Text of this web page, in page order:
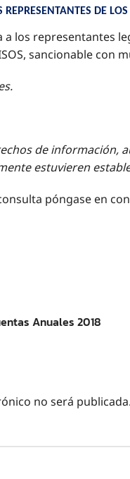
DE
a los representantes
sancionable con
de información,
estuvieren
póngase en
Anuales 2018
no será publicada.